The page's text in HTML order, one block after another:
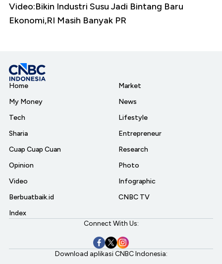
Video:Bikin Industri Susu Jadi Bintang Baru
Ekonomi,RI Masih Banyak PR
Home
My Money
Tech
Sharia
Cuap Cuap Cuan
Opinion
Video
Berbuatbaik.id
Index
Market
News
Lifestyle
Entrepreneur
Research
Photo
Infographic
CNBC TV
Connect With Us:
Download aplikasi CNBC Indonesia: